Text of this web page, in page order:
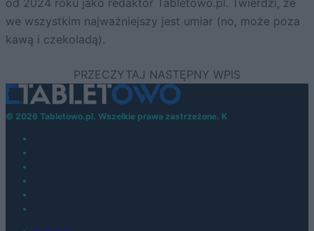
we wszystkim najważniejszy jest umiar (no, może poza
kawą i czekoladą).
© 2026 Tabletowo.pl. Wszelkie prawa zastrzeżone. K